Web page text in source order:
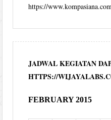
https://
JADWAL KEGIATAN
HTTPS://
FEBRUARY 2015